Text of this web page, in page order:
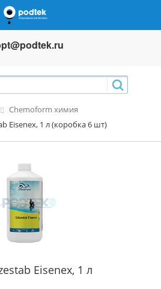
Chemoform химия
Eisenеx, 1 л (коробка 6 шт)
Eisenеx, 1 л